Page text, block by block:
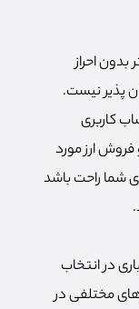
احراز
پذیر نیست.
کاربری
ارز مورد
شما راحت باشد
در انتخاب
مختلفی در